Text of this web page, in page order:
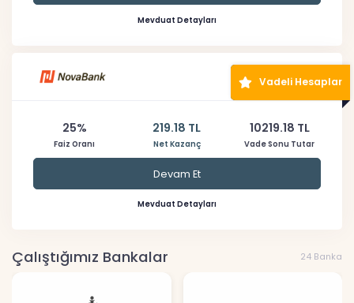
Mevduat Detayları
Vadeli Hesaplar
25%
Faiz Oranı
219.18 TL
Net Kazanç
10219.18 TL
Vade Sonu Tutar
Devam Et
Mevduat Detayları
Çalıştığımız Bankalar 24 Banka